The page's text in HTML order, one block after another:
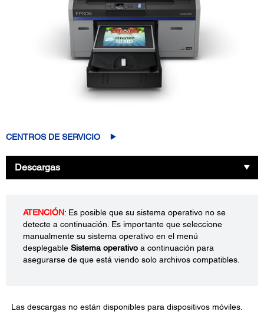
CENTROS DE SERVICIO
Descargas
ATENCIÓN: Es posible que su sistema operativo no se
detecte a continuación. Es importante que seleccione
manualmente su sistema operativo en el menú
desplegable Sistema operativo a continuación para
asegurarse de que está viendo solo archivos compatibles.
Las descargas no están disponibles para dispositivos móviles.